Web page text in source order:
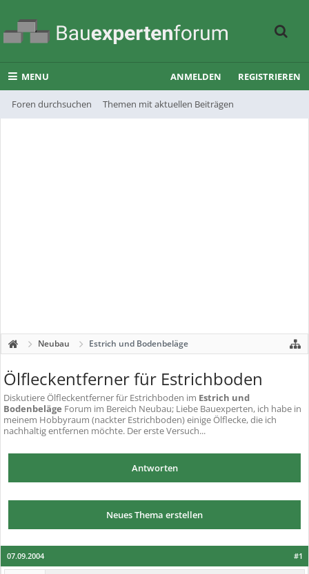
MENU
Foren durchsuchen Themen mit aktuellen Beiträgen
ANMELDEN REGISTRIEREN
Neubau Estrich und Bodenbeläge
Ölfleckentferner für Estrichboden
DiskutiereÖlfleckentferner für Estrichboden im Estrich und
Bodenbeläge Forum im Bereich Neubau; Liebe Bauexperten, ich habe in
meinem Hobbyraum (nackter Estrichboden) einige Ölflecke, die ich
nachhaltig entfernen möchte. Der erste Versuch...
Antworten
Neues Thema erstellen
#1
07.09.2004